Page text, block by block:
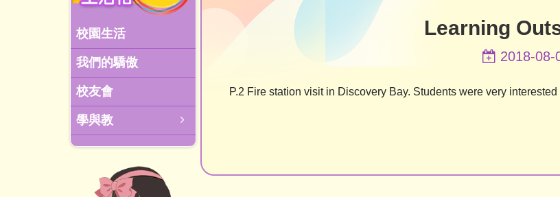
校園生活
我們的驕傲
校友會
學與教
Learning
2018-08-
P.2 Fire station visit in Discovery Bay. Students were very